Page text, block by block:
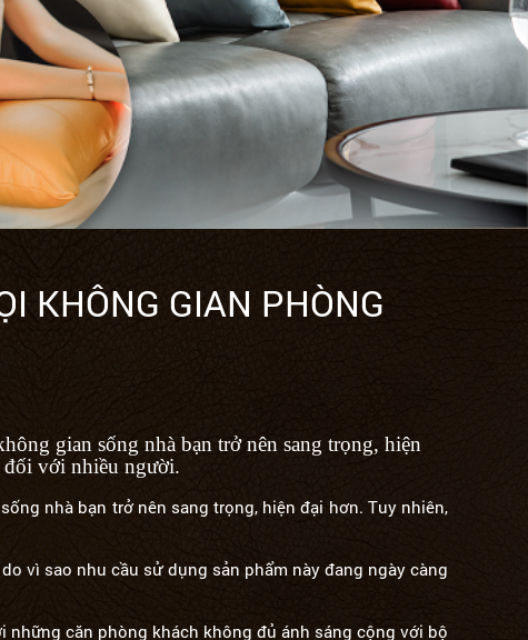
KHÔNG GIAN PHÒNG
gian sống nhà bạn trở nên sang trọng, hiện
đối với nhiều người.
nhà bạn trở nên sang trọng, hiện đại hơn. Tuy nhiên,
vì sao nhu cầu sử dụng sản phẩm này đang ngày càng
căn phòng khách không đủ ánh sáng cộng với bộ